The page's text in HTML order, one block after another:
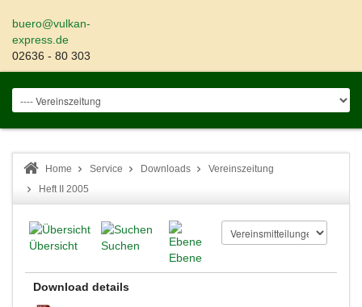
buero@vulkan-
express.de
02636 - 80 303
Home Service Downloads
Vereinszeitung
Heft II 2005
Übersicht
Suchen
Ebene
Download details